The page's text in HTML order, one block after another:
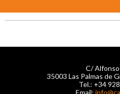
C/
35003 Las Palmas de
Tel.: +34
Email: